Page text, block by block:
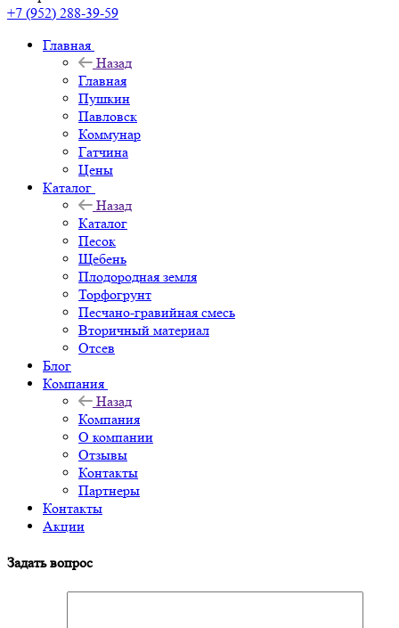
+7 (952) 288-39-59
Главная
Назад
Главная
Пушкин
Павловск
Коммунар
Гатчина
Цены
Каталог
Назад
Каталог
Песок
Щебень
Плодородная земля
Торфогрунт
Песчано-гравийная смесь
Вторичный материал
Отсев
Блог
Компания
Назад
Компания
О компании
Отзывы
Контакты
Партнеры
Контакты
Акции
Задать вопрос